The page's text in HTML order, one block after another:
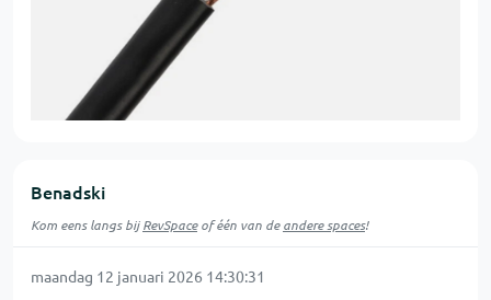
Benadski
Kom eens langs bijRevSpaceof één van deandere spaces!
maandag 12 januari 2026 14:30:31